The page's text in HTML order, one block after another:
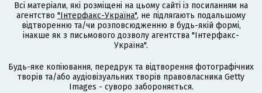
Всі матеріали, які розміщені на цьому сайті із посиланням на
агентство "Інтерфакс-Україна", не підлягають подальшому
відтворенню та/чи розповсюдженню в будь-якій формі,
інакше як з письмового дозволу агентства "Інтерфакс-
Україна".
Будь-яке копіювання, передрук та відтворення фотографічних
творів та/або аудіовізуальних творів правовласника Getty
Images - суворо забороняється.